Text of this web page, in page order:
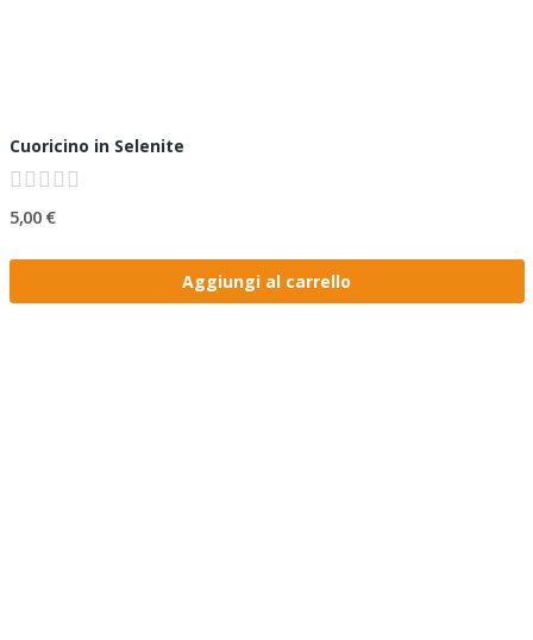
Cuoricino in Selenite
5,00 €
Aggiungi al carrello